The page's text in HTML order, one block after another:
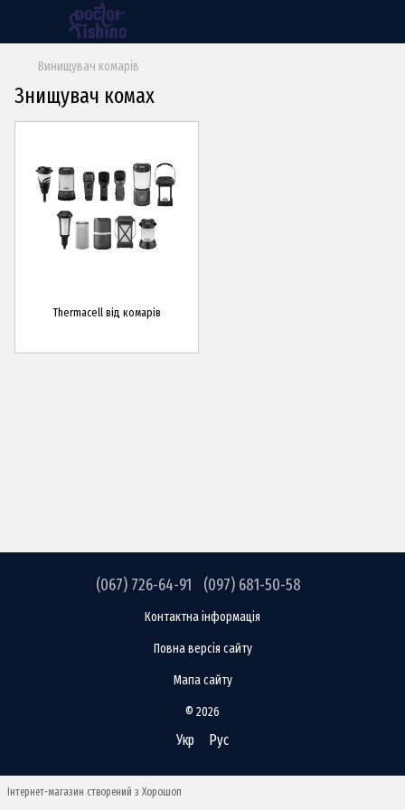
Винищувач комарів
Знищувач комах
Thermacell від комарів
(067) 726-64-91 (097) 681-50-58
Контактна інформація
Повна версія сайту
Мапа сайту
© 2026
Укр Рус
Інтернет-магазин створений з Хорошоп